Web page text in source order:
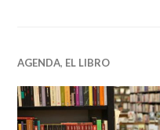
AGENDA, EL LIBRO